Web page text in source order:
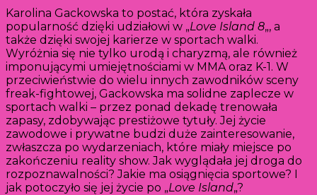
Karolina Gackowska to postać, która zyskała
popularność dzięki udziałowi w „Love Island 8„, a
także dzięki swojej karierze w sportach walki.
Wyróżnia się nie tylko urodą i charyzmą, ale również
imponującymi umiejętnościami w MMA oraz K-1. W
przeciwieństwie do wielu innych zawodników sceny
freak-fightowej, Gackowska ma solidne zaplecze w
sportach walki – przez ponad dekadę trenowała
zapasy, zdobywając prestiżowe tytuły. Jej życie
zawodowe i prywatne budzi duże zainteresowanie,
zwłaszcza po wydarzeniach, które miały miejsce po
zakończeniu reality show. Jak wyglądała jej droga do
rozpoznawalności? Jakie ma osiągnięcia sportowe? I
jak potoczyło się jej życie po „Love Island„?